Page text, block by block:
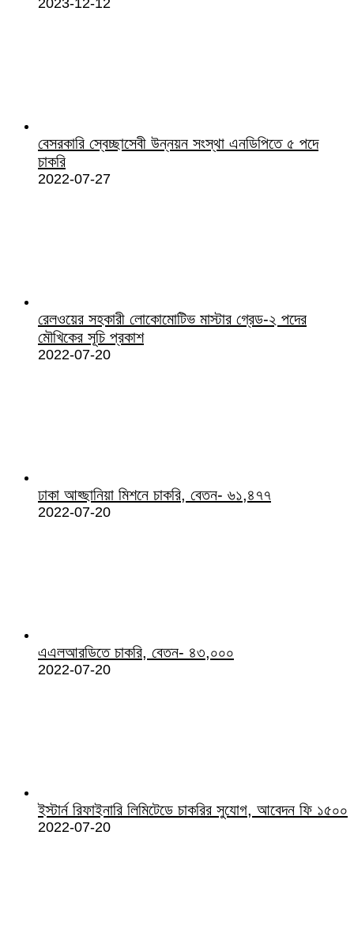
বেসরকারি স্বেচ্ছাসেবী উন্নয়ন সংস্থা এনডিপিতে ৫ পদে
চাকরি
2022-07-27
রেলওয়ের সহকারী লোকোমোটিভ মাস্টার গ্রেড-২ পদের
মৌখিকের সূচি প্রকাশ
2022-07-20
ঢাকা আহ্ছানিয়া মিশনে চাকরি, বেতন- ৬১,৪৭৭
2022-07-20
এএলআরডিতে চাকরি, বেতন- ৪৩,০০০
2022-07-20
ইস্টার্ন রিফাইনারি লিমিটেডে চাকরির সুযোগ, আবেদন ফি ১৫০০
2022-07-20